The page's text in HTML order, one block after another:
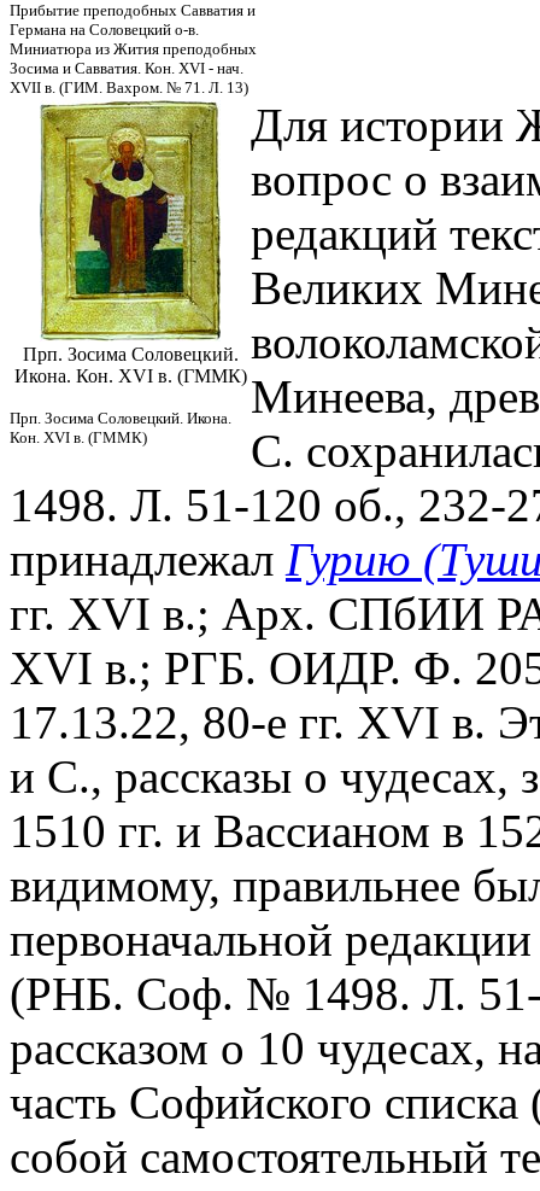
Прибытие преподобных Савватия и
Германа на Соловецкий о-в.
Миниатюра из Жития преподобных
Зосима и Савватия. Кон. XVI - нач.
XVII в. (ГИМ. Вахром. № 71. Л. 13)
Прп. Зосима Соловецкий.
Икона. Кон. XVI в. (ГММК)
Прп. Зосима Соловецкий. Икона.
Кон. XVI в. (ГММК)
Для истории
вопрос о
редакций
Великих
Минеева,
С.
1498. Л. 51-120 об., 232-
принадлежал Гурию
гг. XVI в.; Арх. СПбИИ
XVI в.; РГБ. ОИДР. Ф.
17.13.22, 80-е гг. XVI в.
и С., рассказы о
1510 гг. и Вассианом в
видимому, правильнее
первоначальной
(РНБ. Соф. № 1498. Л. 51-
рассказом о 10 чудесах,
часть Софийского
собой самостоятельный